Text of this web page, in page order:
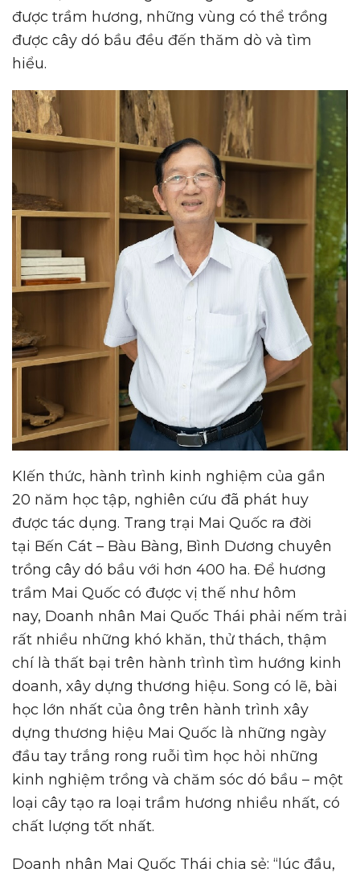
được trầm hương, những vùng có thể trồng
được cây dó bầu đều đến thăm dò và tìm
hiểu.
KIến thức, hành trình kinh nghiệm của gần
20 năm học tập, nghiên cứu đã phát huy
được tác dụng. Trang trại Mai Quốc ra đời
tại Bến Cát – Bàu Bàng, Bình Dương chuyên
trồng cây dó bầu với hơn 400 ha. Để hương
trầm Mai Quốc có được vị thế như hôm
nay, Doanh nhân Mai Quốc Thái phải nếm trải
rất nhiều những khó khăn, thử thách, thậm
chí là thất bại trên hành trình tìm hướng kinh
doanh, xây dựng thương hiệu. Song có lẽ, bài
học lớn nhất của ông trên hành trình xây
dựng thương hiệu Mai Quốc là những ngày
đầu tay trắng rong ruỗi tìm học hỏi những
kinh nghiệm trồng và chăm sóc dó bầu – một
loại cây tạo ra loại trầm hương nhiều nhất, có
chất lượng tốt nhất.
Doanh nhân Mai Quốc Thái chia sẻ: “lúc đầu,